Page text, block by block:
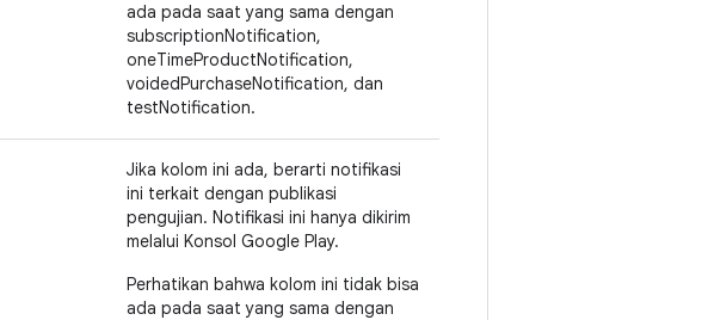
ada pada saat yang sama dengan
subscriptionNotification,
oneTimeProductNotification,
voidedPurchaseNotification, dan
testNotification.
Jika kolom ini ada, berarti notifikasi
ini terkait dengan publikasi
pengujian. Notifikasi ini hanya dikirim
melalui Konsol Google Play.
Perhatikan bahwa kolom ini tidak bisa
ada pada saat yang sama dengan